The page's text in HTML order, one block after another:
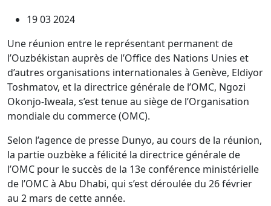
19 03 2024
Une réunion entre le représentant permanent de
l’Ouzbékistan auprès de l’Office des Nations Unies et
d’autres organisations internationales à Genève, Eldiyor
Toshmatov, et la directrice générale de l’OMC, Ngozi
Okonjo-Iweala, s’est tenue au siège de l’Organisation
mondiale du commerce (OMC).
Selon l’agence de presse Dunyo, au cours de la réunion,
la partie ouzbèke a félicité la directrice générale de
l’OMC pour le succès de la 13e conférence ministérielle
de l’OMC à Abu Dhabi, qui s’est déroulée du 26 février
au 2 mars de cette année.